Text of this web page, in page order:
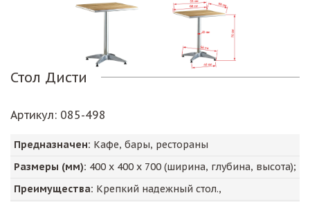
Стол Дисти
Артикул: 085-498
Предназначен: Кафе, бары, рестораны
Размеры (мм): 400 х 400 х 700 (ширина, глубина, высота);
Преимущества: Крепкий надежный стол.,